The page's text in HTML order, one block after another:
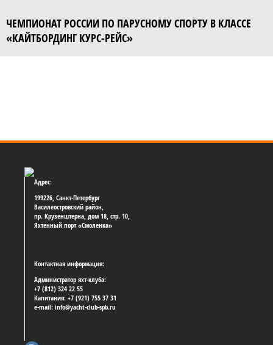
ЧЕМПИОНАТ РОССИИ ПО ПАРУСНОМУ СПОРТУ В КЛАССЕ
«КАЙТБОРДИНГ КУРС-РЕЙС»
Адрес:
199226, Санкт-Петербург
Василеостровский район,
пр. Крузенштерна, дом 18, стр. 10,
Яхтенный порт «Смоленка»
Контактная информация:
Администратор яхт-клуба:
+7 (812) 324 22 55
Капитания: +7 (921) 755 37 31
e-mail: info@yacht-club-spb.ru